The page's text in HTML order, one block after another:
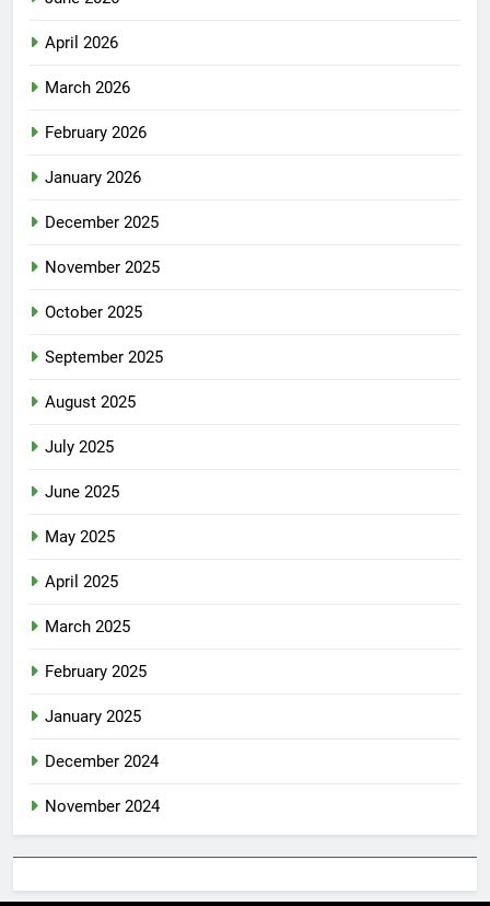
April 2026
March 2026
February 2026
January 2026
December 2025
November 2025
October 2025
September 2025
August 2025
July 2025
June 2025
May 2025
April 2025
March 2025
February 2025
January 2025
December 2024
November 2024